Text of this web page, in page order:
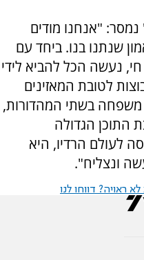
"אנחנו מודים
שנתנו בנו. ביחד עם
נעשה הכל להביא לידי
לטובת המאזינים
משפחה בשתי המהדורות,
התוכן הגדולה
לעולם הרדיו, היא
ונצליח".
ראויה? דווחו לנו